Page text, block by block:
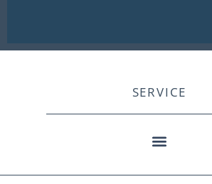
SERVICE